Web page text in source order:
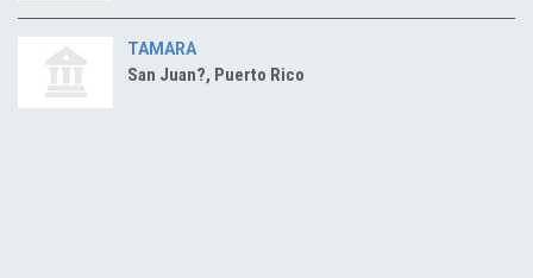
TAMARA
San Juan?, Puerto Rico